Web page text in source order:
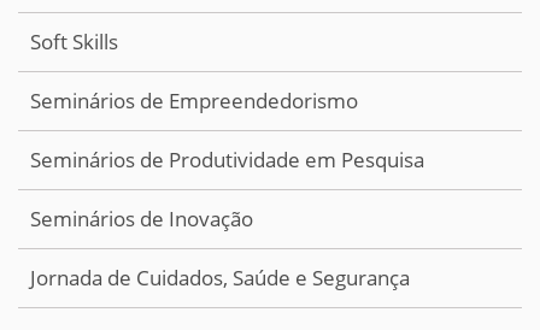
Soft Skills
Seminários de Empreendedorismo
Seminários de Produtividade em Pesquisa
Seminários de Inovação
Jornada de Cuidados, Saúde e Segurança